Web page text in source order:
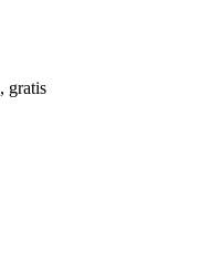
gratis